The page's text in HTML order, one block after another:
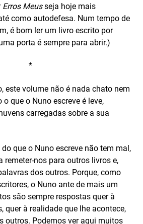
Erros Meusseja hoje mais
como autodefesa. Num tempo de
é bom ler um livro escrito por
porta é sempre para abrir.)
*
este volume não é nada chato nem
que o Nuno escreve é leve,
carregadas sobre a sua
que o Nuno escreve não tem mal,
remeter-nos para outros livros e,
dos outros. Porque, como
o Nuno ante de mais um
são sempre respostas quer à
quer à realidade que lhe acontece,
outros. Podemos ver aqui muitos